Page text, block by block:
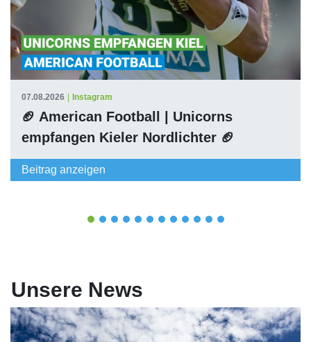
07.08.2026 Instagram
🏈 American Football | Unicorns
empfangen Kieler Nordlichter 🏈
Beitrag anzeigen
1 2 3 4 5 6 7 8 9 101112
Unsere News